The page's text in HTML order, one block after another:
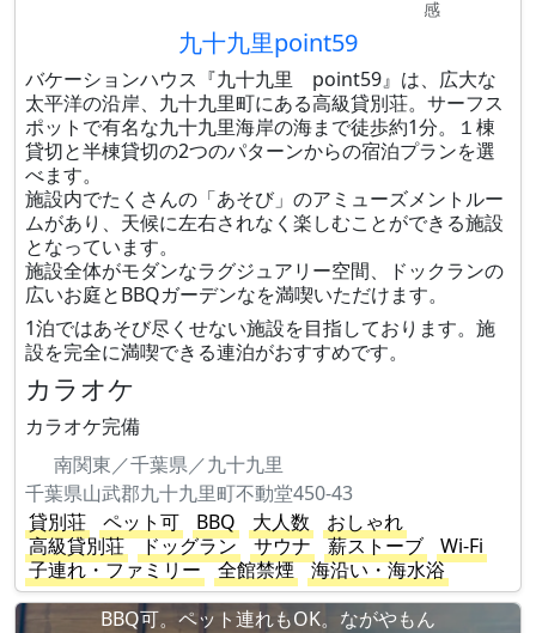
感
九十九里point59
バケーションハウス『九十九里 point59』は、広大な
太平洋の沿岸、九十九里町にある高級貸別荘。サーフス
ポットで有名な九十九里海岸の海まで徒歩約1分。１棟
貸切と半棟貸切の2つのパターンからの宿泊プランを選
べます。
施設内でたくさんの「あそび」のアミューズメントルー
ムがあり、天候に左右されなく楽しむことができる施設
となっています。
施設全体がモダンなラグジュアリー空間、ドックランの
広いお庭とBBQガーデンなを満喫いただけます。
1泊ではあそび尽くせない施設を目指しております。施
設を完全に満喫できる連泊がおすすめです。
カラオケ
カラオケ完備
南関東／千葉県／九十九里
千葉県山武郡九十九里町不動堂450-43
貸別荘
ペット可 BBQ 大人数
おしゃれ
高級貸別荘
ドッグラン サウナ 薪ストーブ
Wi-Fi
子連れ・ファミリー
全館禁煙
海沿い・海水浴
BBQ可。ペット連れもOK。ながやもん